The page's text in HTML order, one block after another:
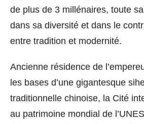
de plus de 3 millénaires, toute
dans sa diversité et dans le
entre tradition et modernité.
Ancienne résidence de
les bases d’une gigantesque
traditionnelle chinoise, la Cité
au patrimoine mondial de